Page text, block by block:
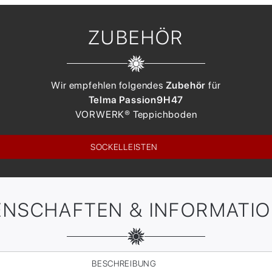
ZUBEHÖR
Wir empfehlen folgendes Zubehör für
Telma Passion9H47
VORWERK® Teppichboden
SOCKELLEISTEN
&
BESCHREIBUNG